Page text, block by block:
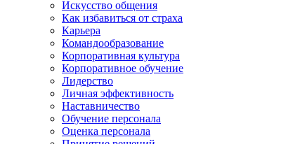
Искусство общения
Как избавиться от страха
Карьера
Командообразование
Корпоративная культура
Корпоративное обучение
Лидерство
Личная эффективность
Наставничество
Обучение персонала
Оценка персонала